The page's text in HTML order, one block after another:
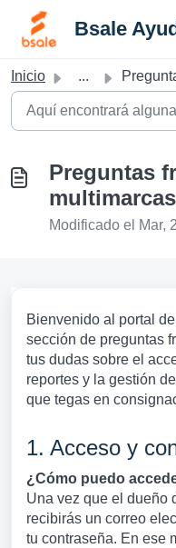
Saltar al contenido
Bsale
Inicio ... Preguntas
Preguntas
multimarcas
Modificado el Mar,
Bienvenido al portal de
sección de preguntas
tus dudas sobre el
reportes y la gestión
que tegas en
1. Acceso y
¿Cómo puedo
Una vez que el dueño
recibirás un correo
tu contraseña. En ese